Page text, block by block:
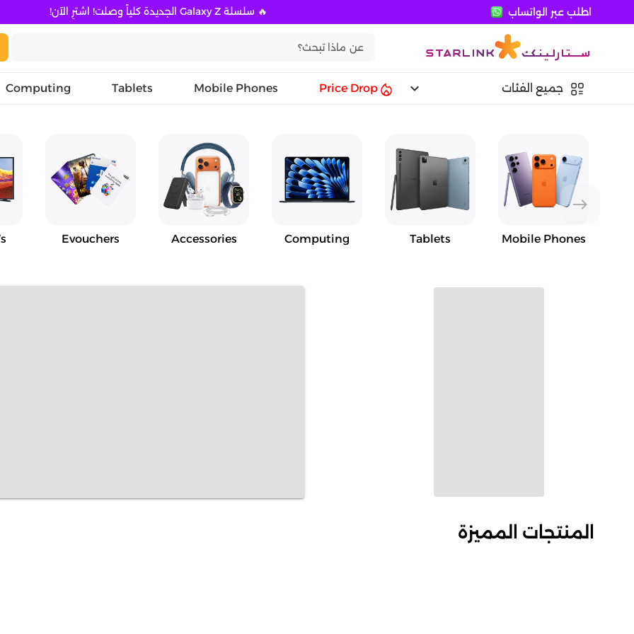
اطلب عبر الواتساب 🔥 سلسلة Galaxy Z الجديدة كلياً وصلت! اشترِ الآن!
جميع الفئات keyboard_arrow_down
Price Drop
Mobile Phones
Tablets
Computing
east
Mobile Phones
Tablets
Computing
Accessories
Evouchers
المنتجات المميزة